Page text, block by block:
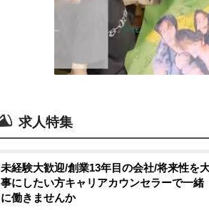
求人特集
未経験大歓迎/創業13年目の会社/将来性を
事にしたい方キャリアカウンセラーで一緒
に働きませんか